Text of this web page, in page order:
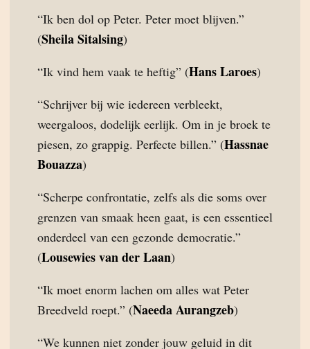
“Ik ben dol op Peter. Peter moet blijven.”
(Sheila Sitalsing)
“Ik vind hem vaak te heftig” (Hans Laroes)
“Schrijver bij wie iedereen verbleekt,
weergaloos, dodelijk eerlijk. Om in je broek te
piesen, zo grappig. Perfecte billen.” (Hassnae
Bouazza)
“Scherpe confrontatie, zelfs als die soms over
grenzen van smaak heen gaat, is een essentieel
onderdeel van een gezonde democratie.”
(Lousewies van der Laan)
“Ik moet enorm lachen om alles wat Peter
Breedveld roept.” (Naeeda Aurangzeb)
“We kunnen niet zonder jouw geluid in dit